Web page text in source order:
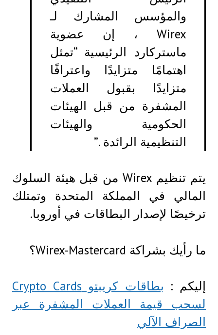
والمؤسس المشارك لـ
Wirex ، إن عضوية
ماستركارد الرئيسية “تمثل
اهتمامًا متزايدًا واعترافًا
متزايدًا بقبول العملات
المشفرة من قبل الهيئات
الحكومية والهيئات
التنظيمية الرائدة .”
يتم تنظيم Wirex من قبل هيئة السلوك
المالي في المملكة المتحدة وتمتلك
ترخيصًا لإصدار البطاقات في أوروبا.
ما رأيك بشراكة Wirex-Mastercard؟
إليكم :
بطاقات كريبتو Crypto Cards
لسحب قيمة العملات المشفرة عبر
الصراف الآلي